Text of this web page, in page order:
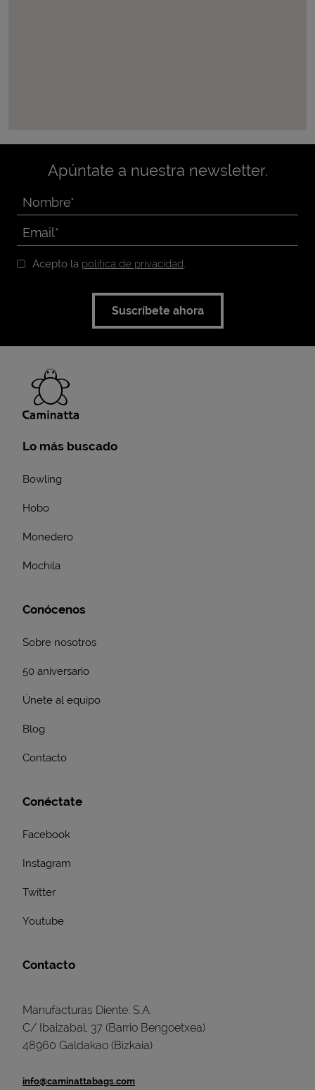
Apúntate a nuestra newsletter.
Acepto la política de privacidad.
Suscríbete ahora
Lo más buscado
Bowling
Hobo
Monedero
Mochila
Conócenos
Sobre nosotros
50 aniversario
Únete al equipo
Blog
Contacto
Conéctate
Facebook
Instagram
Twitter
Youtube
Contacto
Manufacturas Diente. S.A.
C/ Ibaizabal, 37 (Barrio Bengoetxea)
48960 Galdakao (Bizkaia)
info@caminattabags.com